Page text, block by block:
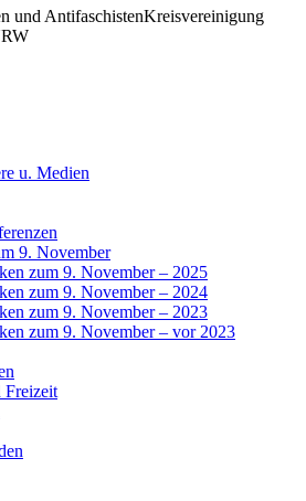
und AntifaschistenKreisvereinigung
u. Medien
9. November
zum 9. November – 2025
zum 9. November – 2024
zum 9. November – 2023
zum 9. November – vor 2023
Freizeit